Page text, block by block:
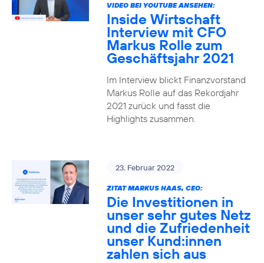
VIDEO BEI YOUTUBE ANSEHEN:
Inside Wirtschaft
Interview mit CFO
Markus Rolle zum
Geschäftsjahr 2021
Im Interview blickt Finanzvorstand
Markus Rolle auf das Rekordjahr
2021 zurück und fasst die
Highlights zusammen.
23. Februar 2022
ZITAT MARKUS HAAS, CEO:
Die Investitionen in
unser sehr gutes Netz
und die Zufriedenheit
unser Kund:innen
zahlen sich aus